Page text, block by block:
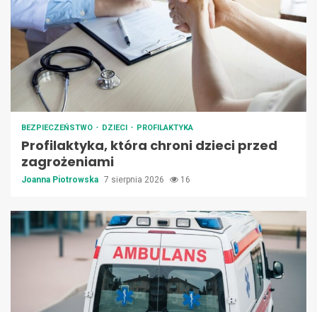
BEZPIECZEŃSTWO DZIECI PROFILAKTYKA
Profilaktyka, która chroni dzieci przed
zagrożeniami
Joanna Piotrowska 7 sierpnia 2026 16